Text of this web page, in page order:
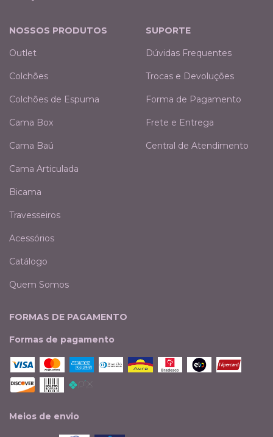
NOSSOS PRODUTOS
Outlet
Colchões
Colchões de Espuma
Cama Box
Cama Baú
Cama Articulada
Bicama
Travesseiros
Acessórios
Catálogo
Quem Somos
SUPORTE
Dúvidas Frequentes
Trocas e Devoluções
Forma de Pagamento
Frete e Entrega
Central de Atendimento
FORMAS DE PAGAMENTO
Formas de pagamento
Meios de envio